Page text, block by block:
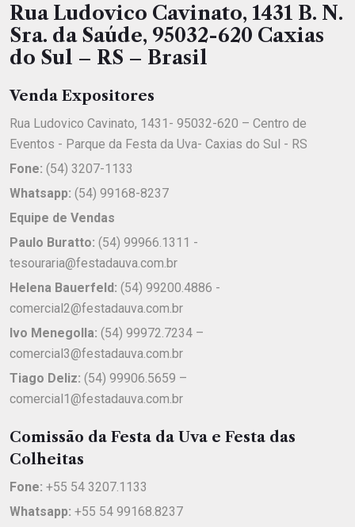
Rua Ludovico Cavinato, 1431 B. N.
Sra. da Saúde, 95032-620 Caxias
do Sul – RS – Brasil
Venda Expositores
Rua Ludovico Cavinato, 1431- 95032-620 – Centro de
Eventos - Parque da Festa da Uva- Caxias do Sul - RS
Fone: (54) 3207-1133
Whatsapp: (54) 99168-8237
Equipe de Vendas
Paulo Buratto: (54) 99966.1311 -
tesouraria@festadauva.com.br
Helena Bauerfeld: (54) 99200.4886 -
comercial2@festadauva.com.br
Ivo Menegolla: (54) 99972.7234 –
comercial3@festadauva.com.br
Tiago Deliz: (54) 99906.5659 –
comercial1@festadauva.com.br
Comissão da Festa da Uva e Festa das
Colheitas
Fone: +55 54 3207.1133
Whatsapp: +55 54 99168.8237